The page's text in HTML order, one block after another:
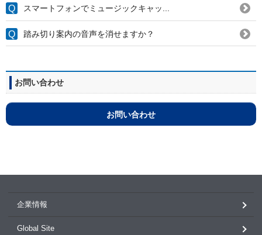
スマートフォンでミュージックキャッ...
踏み切り案内の音声を消せますか？
お問い合わせ
お問い合わせ
企業情報
Global Site